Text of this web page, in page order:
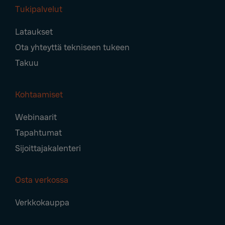
Tukipalvelut
Lataukset
Ota yhteyttä tekniseen tukeen
Takuu
Kohtaamiset
Webinaarit
Tapahtumat
Sijoittajakalenteri
Osta verkossa
Verkkokauppa